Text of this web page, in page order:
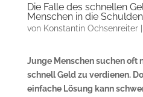
Die Falle des schnellen
Menschen in die
von Konstantin Ochsenreiter|
Junge Menschen suchen oft
schnell Geld zu verdienen.
einfache Lösung kann